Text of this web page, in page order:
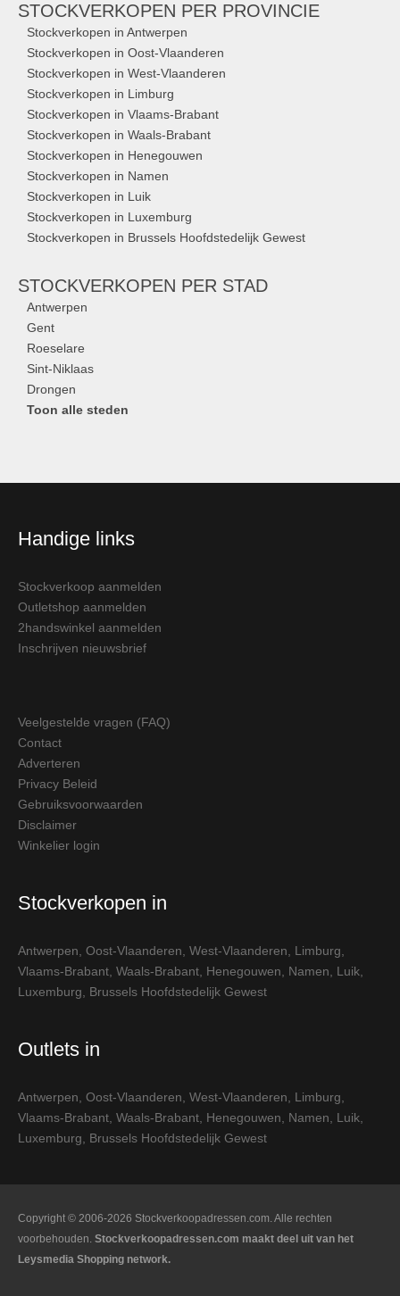
STOCKVERKOPEN PER PROVINCIE
Stockverkopen in Antwerpen
Stockverkopen in Oost-Vlaanderen
Stockverkopen in West-Vlaanderen
Stockverkopen in Limburg
Stockverkopen in Vlaams-Brabant
Stockverkopen in Waals-Brabant
Stockverkopen in Henegouwen
Stockverkopen in Namen
Stockverkopen in Luik
Stockverkopen in Luxemburg
Stockverkopen in Brussels Hoofdstedelijk Gewest
STOCKVERKOPEN PER STAD
Antwerpen
Gent
Roeselare
Sint-Niklaas
Drongen
Toon alle steden
Handige links
Stockverkoop aanmelden
Outletshop aanmelden
2handswinkel aanmelden
Inschrijven nieuwsbrief
Veelgestelde vragen (FAQ)
Contact
Adverteren
Privacy Beleid
Gebruiksvoorwaarden
Disclaimer
Winkelier login
Stockverkopen in
Antwerpen Oost-Vlaanderen West-Vlaanderen Limburg
Vlaams-Brabant Waals-Brabant Henegouwen Namen Luik
Luxemburg
Brussels Hoofdstedelijk Gewest
Outlets in
Antwerpen Oost-Vlaanderen West-Vlaanderen Limburg
Vlaams-Brabant Waals-Brabant Henegouwen Namen Luik
Luxemburg
Brussels Hoofdstedelijk Gewest
Copyright © 2006-2026 Stockverkoopadressen.com. Alle rechten
voorbehouden. Stockverkoopadressen.com maakt deel uit van het
Leysmedia Shopping network.